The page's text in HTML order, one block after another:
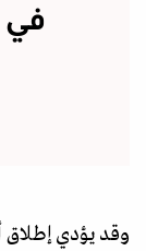
وقد يؤدي إطلاق